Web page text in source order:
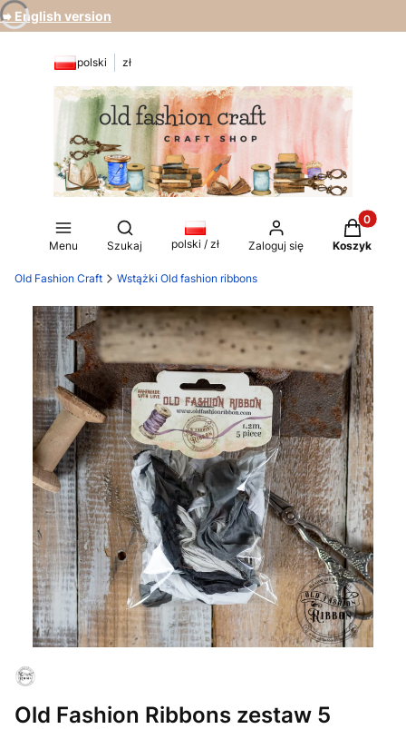
➡️ English version
polski zł
Menu
Otwórz wyszukiwarkę
Szukaj polski / zł Zaloguj się
Produkty
Koszyk
Old Fashion Craft Wstążki Old fashion ribbons
Old Fashion Ribbons zestaw 5